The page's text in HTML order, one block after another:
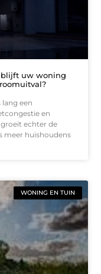
blijft uw woning
een
en
echter de
meer huishoudens
WONING EN TUIN